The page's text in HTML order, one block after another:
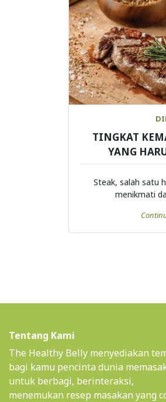
TINGKAT
YANG
Steak, salah satu
menikmati
Tentang Kami
The Healthy Belly menyediakan
bagi kamu pencinta dunia
untuk berbagi, berinteraksi,
menemukan resep masakan yang